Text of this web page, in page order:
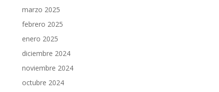
marzo 2025
febrero 2025
enero 2025
diciembre 2024
noviembre 2024
octubre 2024